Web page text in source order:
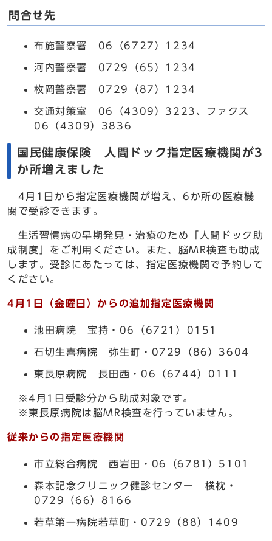
問合せ先
布施警察署 06（6727）1234
河内警察署 0729（65）1234
枚岡警察署 0729（87）1234
交通対策室 06（4309）3223、ファクス
06（4309）3836
国民健康保険 人間ドック指定医療機関が3
か所増えました
4月1日から指定医療機関が増え、6か所の医療機
関で受診できます。
生活習慣病の早期発見・治療のため「人間ドック助
成制度」をご利用ください。また、脳MR検査も助成
します。受診にあたっては、指定医療機関で予約して
ください。
4月1日（金曜日）からの追加指定医療機関
池田病院 宝持・06（6721）0151
石切生喜病院 弥生町・0729（86）3604
東長原病院 長田西・06（6744）0111
※4月1日受診分から助成対象です。
※東長原病院は脳MR検査を行っていません。
従来からの指定医療機関
市立総合病院 西岩田・06（6781）5101
森本記念クリニック健診センター 横枕・
0729（66）8166
若草第一病院若草町・0729（88）1409